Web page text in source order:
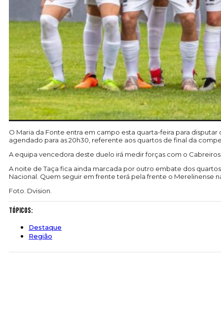
O Maria da Fonte entra em campo esta quarta-feira para
agendado para as 20h30, referente aos quartos de final da
A equipa vencedora deste duelo irá medir forças com o
A noite de Taça fica ainda marcada por outro embate dos
Nacional. Quem seguir em frente terá pela frente o Merelinense
Foto. Dvision.
Tópicos:
Destaque
Região